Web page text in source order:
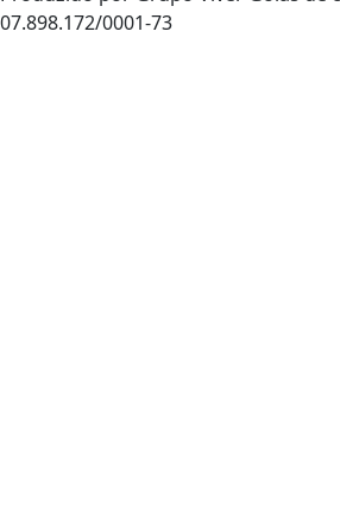
07.898.172/0001-73